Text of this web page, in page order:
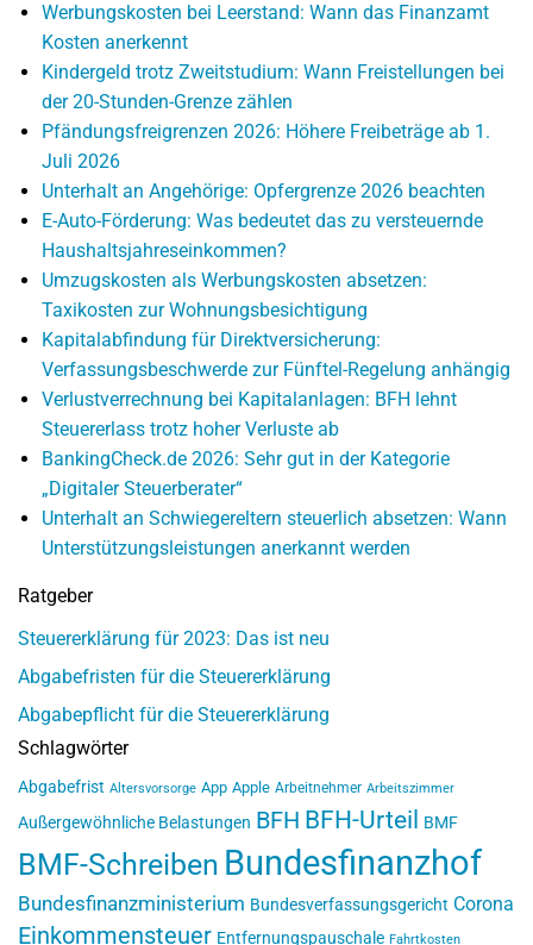
Werbungskosten bei Leerstand: Wann das Finanzamt
Kosten anerkennt
Kindergeld trotz Zweitstudium: Wann Freistellungen bei
der 20-Stunden-Grenze zählen
Pfändungsfreigrenzen 2026: Höhere Freibeträge ab 1.
Juli 2026
Unterhalt an Angehörige: Opfergrenze 2026 beachten
E-Auto-Förderung: Was bedeutet das zu versteuernde
Haushaltsjahreseinkommen?
Umzugskosten als Werbungskosten absetzen:
Taxikosten zur Wohnungsbesichtigung
Kapitalabfindung für Direktversicherung:
Verfassungsbeschwerde zur Fünftel-Regelung anhängig
Verlustverrechnung bei Kapitalanlagen: BFH lehnt
Steuererlass trotz hoher Verluste ab
BankingCheck.de 2026: Sehr gut in der Kategorie
„Digitaler Steuerberater“
Unterhalt an Schwiegereltern steuerlich absetzen: Wann
Unterstützungsleistungen anerkannt werden
Ratgeber
Steuererklärung für 2023: Das ist neu
Abgabefristen für die Steuererklärung
Abgabepflicht für die Steuererklärung
Schlagwörter
Abgabefrist Altersvorsorge App Apple Arbeitnehmer Arbeitszimmer
Außergewöhnliche Belastungen BFH BFH-Urteil BMF
BMF-Schreiben Bundesfinanzhof
Bundesfinanzministerium Bundesverfassungsgericht Corona
Einkommensteuer Entfernungspauschale Fahrtkosten